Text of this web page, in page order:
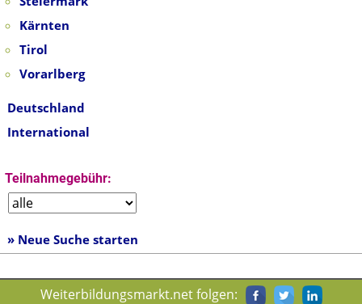
Kärnten
Tirol
Vorarlberg
Deutschland
International
Teilnahmegebühr:
» Neue Suche starten
Weiterbildungsmarkt.net folgen: